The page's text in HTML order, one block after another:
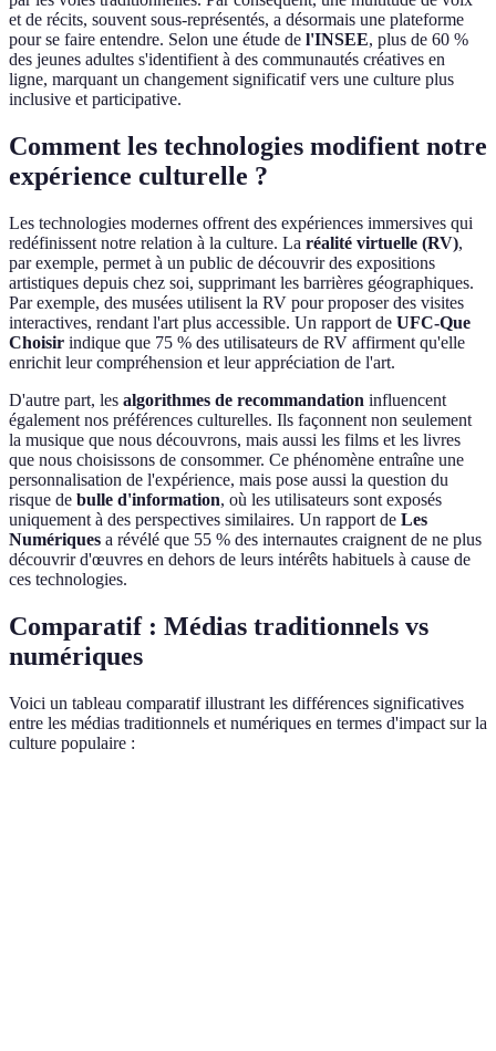
et de récits, souvent sous-représentés, a désormais une plateforme
pour se faire entendre. Selon une étude de l'INSEE, plus de 60 %
des jeunes adultes s'identifient à des communautés créatives en
ligne, marquant un changement significatif vers une culture plus
inclusive et participative.
Comment les technologies modifient notre
expérience culturelle ?
Les technologies modernes offrent des expériences immersives qui
redéfinissent notre relation à la culture. La réalité virtuelle (RV),
par exemple, permet à un public de découvrir des expositions
artistiques depuis chez soi, supprimant les barrières géographiques.
Par exemple, des musées utilisent la RV pour proposer des visites
interactives, rendant l'art plus accessible. Un rapport de UFC-Que
Choisir indique que 75 % des utilisateurs de RV affirment qu'elle
enrichit leur compréhension et leur appréciation de l'art.
D'autre part, les algorithmes de recommandation influencent
également nos préférences culturelles. Ils façonnent non seulement
la musique que nous découvrons, mais aussi les films et les livres
que nous choisissons de consommer. Ce phénomène entraîne une
personnalisation de l'expérience, mais pose aussi la question du
risque de bulle d'information, où les utilisateurs sont exposés
uniquement à des perspectives similaires. Un rapport de Les
Numériques a révélé que 55 % des internautes craignent de ne plus
découvrir d'œuvres en dehors de leurs intérêts habituels à cause de
ces technologies.
Comparatif : Médias traditionnels vs
numériques
Voici un tableau comparatif illustrant les différences significatives
entre les médias traditionnels et numériques en termes d'impact sur la
culture populaire :